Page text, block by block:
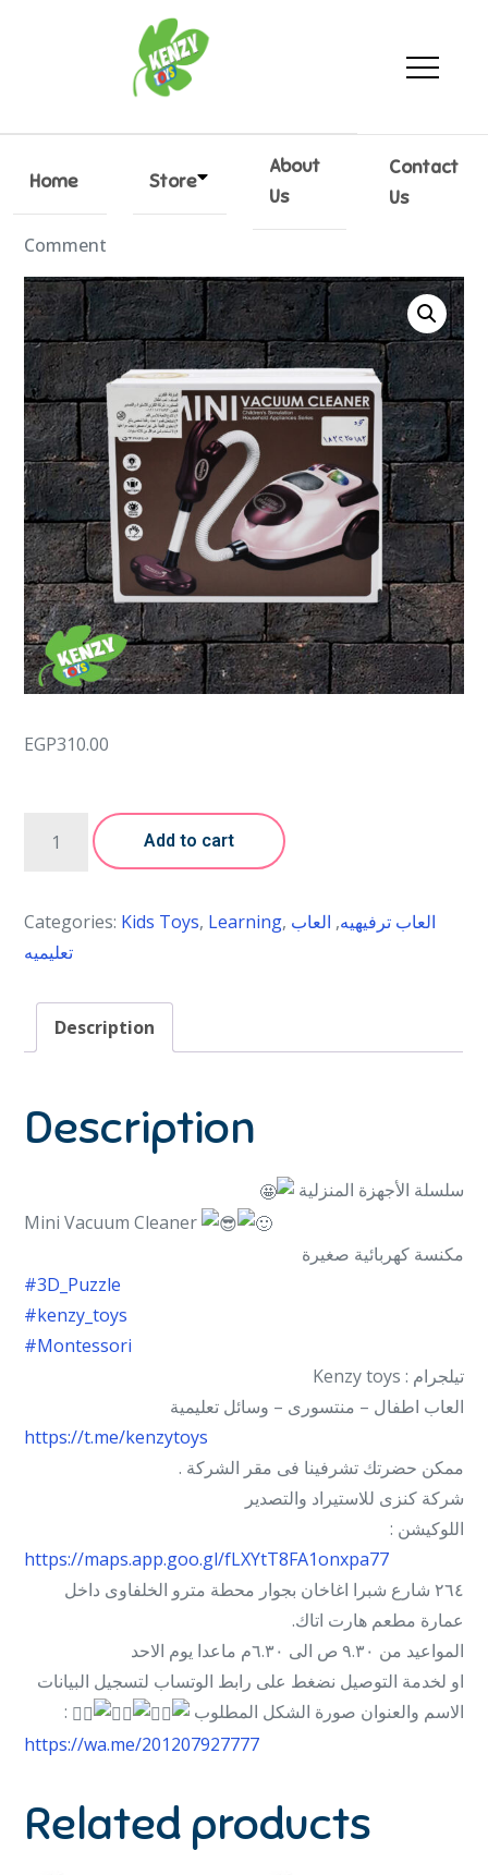
KenzyToys
Every kid toy
Home Store
About
Us
Contact
Us
By Kenzytoys 04/04/2023
Comment
EGP310.00
Add to cart
Categories: Kids Toys, Learning, العاب ترفيهيه, العاب
تعليميه
Description
Description
سلسلة الأجهزة المنزلية
Mini Vacuum Cleaner
مكنسة كهربائية صغيرة
#3D_Puzzle
#kenzy_toys
#Montessori
تيلجرام : Kenzy toys
العاب اطفال – منتسورى – وسائل تعليمية
https://t.me/kenzytoys
ممكن حضرتك تشرفينا فى مقر الشركة .
شركة كنزى للاستيراد والتصدير
اللوكيشن :
https://maps.app.goo.gl/fLXYtT8FA1onxpa77
٢٦٤ شارع شبرا اغاخان بجوار محطة مترو الخلفاوى داخل
عمارة مطعم هارت اتاك.
المواعيد من ٩.٣٠ ص الى ٦.٣٠م ماعدا يوم الاحد
او لخدمة التوصيل نضغط على رابط الوتساب لتسجيل البيانات
الاسم والعنوان صورة الشكل المطلوب
:
https://wa.me/201207927777
Related products